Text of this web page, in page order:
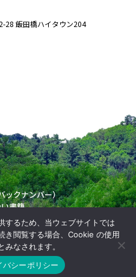
28 飯田橋ハイタウン204
ックナンバー）
書籍
社
Committie. All Rights Reserved.
するため、当ウェブサイトでは
き閲覧する場合、Cookie の使用
みなされます。
バシーポリシー